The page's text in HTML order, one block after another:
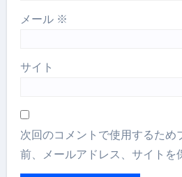
メール ※
サイト
次回のコメントで使用するため
前、メールアドレス、サイトを